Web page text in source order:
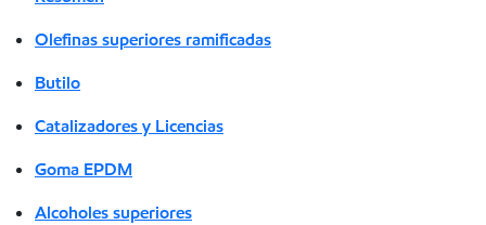
Olefinas superiores ramificadas
Butilo
Catalizadores y Licencias
Goma EPDM
Alcoholes superiores